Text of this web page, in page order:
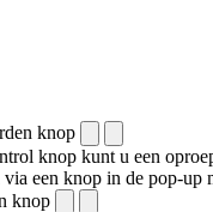
knop
knop kunt u een
een knop in de pop-up
knop